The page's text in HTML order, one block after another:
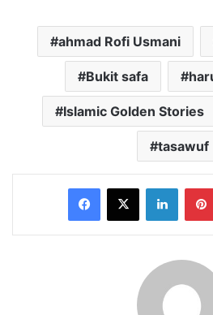
ahmad Rofi Usmani
Bukit safa
Islamic Golden Stories
tasawuf
Facebook
X